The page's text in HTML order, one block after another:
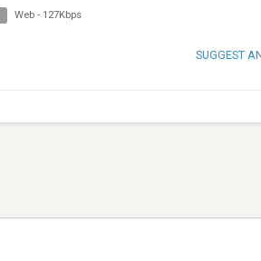
Web - 127Kbps
SUGGEST